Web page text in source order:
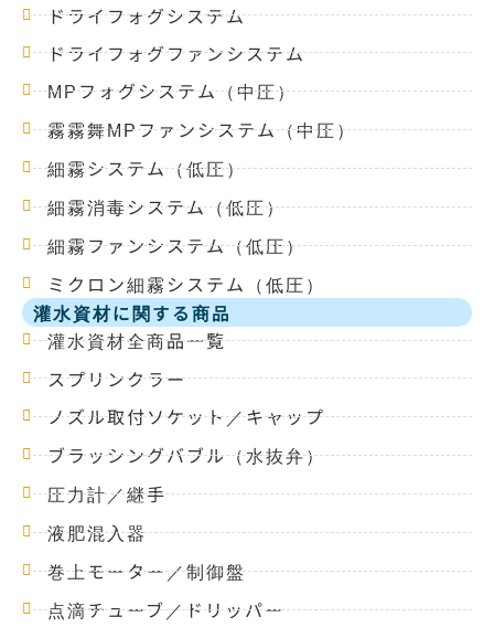
ドライフォグシステム
ドライフォグファンシステム
MPフォグシステム（中圧）
霧霧舞MPファンシステム（中圧）
細霧システム（低圧）
細霧消毒システム（低圧）
細霧ファンシステム（低圧）
ミクロン細霧システム（低圧）
灌水資材に関する商品
灌水資材全商品一覧
スプリンクラー
ノズル取付ソケット／キャップ
ブラッシングバブル（水抜弁）
圧力計／継手
液肥混入器
巻上モーター／制御盤
点滴チューブ／ドリッパー